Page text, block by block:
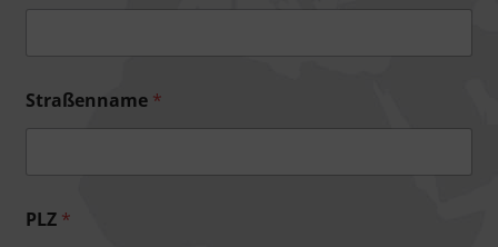
Straßenname *
PLZ *